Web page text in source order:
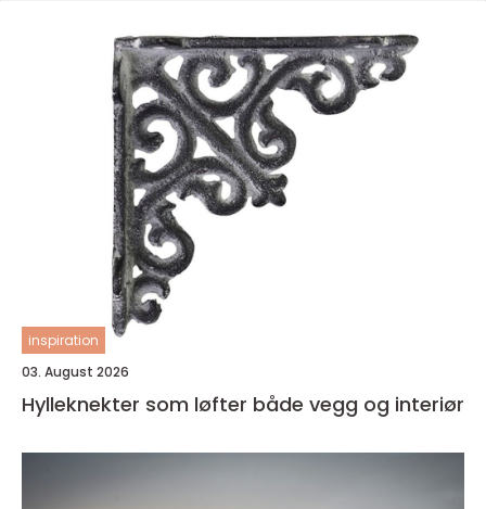
inspiration
03. August 2026
Hylleknekter som løfter både vegg og interiør